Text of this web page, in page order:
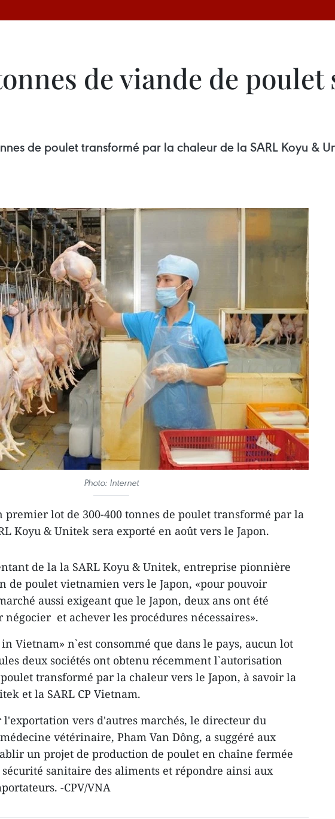
de viande de
de poulet transformé par la chaleur de la SARL Koyu &
Photo: Internet
premier lot de 300-400 tonnes de poulet transformé par la
Koyu & Unitek sera exporté en août vers le Japon.
de la la SARL Koyu & Unitek, entreprise pionnière
de poulet vietnamien vers le Japon, «pour pouvoir
aussi exigeant que le Japon, deux ans ont été
et achever les procédures nécessaires».
Vietnam» n`est consommé que dans le pays, aucun lot
deux sociétés ont obtenu récemment l`autorisation
transformé par la chaleur vers le Japon, à savoir la
et la SARL CP Vietnam.
vers d'autres marchés, le directeur du
vétérinaire, Pham Van Dông, a suggéré aux
un projet de production de poulet en chaîne fermée
sanitaire des aliments et répondre ainsi aux
-CPV/VNA